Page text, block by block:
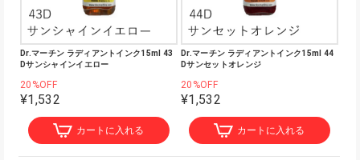
Dr.マーチン ラディアントインク15ml 43
Dサンシャインイエロー
20%OFF
¥1,532
カートに入れる
Dr.マーチン ラディアントインク15ml 44
Dサンセットオレンジ
20%OFF
¥1,532
カートに入れる